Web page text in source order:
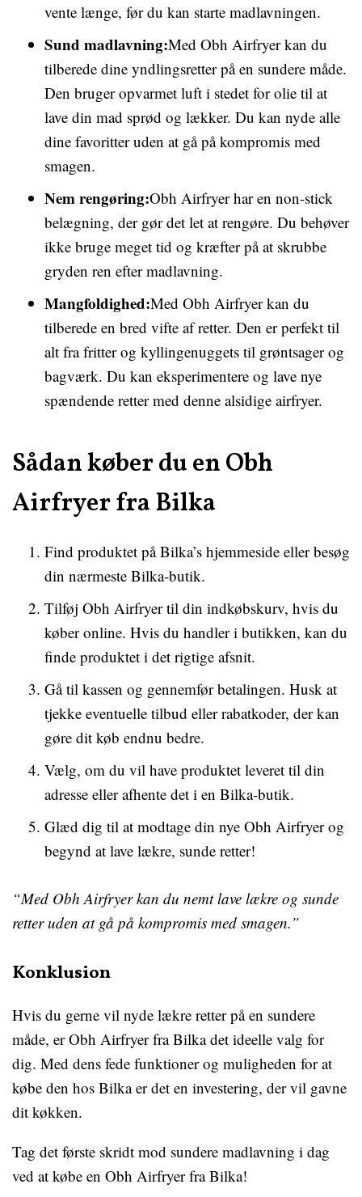
vente længe, før du kan starte madlavningen.
Sund madlavning:Med Obh Airfryer kan du
tilberede dine yndlingsretter på en sundere måde.
Den bruger opvarmet luft i stedet for olie til at
lave din mad sprød og lækker. Du kan nyde alle
dine favoritter uden at gå på kompromis med
smagen.
Nem rengøring:Obh Airfryer har en non-stick
belægning, der gør det let at rengøre. Du behøver
ikke bruge meget tid og kræfter på at skrubbe
gryden ren efter madlavning.
Mangfoldighed:Med Obh Airfryer kan du
tilberede en bred vifte af retter. Den er perfekt til
alt fra fritter og kyllingenuggets til grøntsager og
bagværk. Du kan eksperimentere og lave nye
spændende retter med denne alsidige airfryer.
Sådan køber du en Obh
Airfryer fra Bilka
Find produktet på Bilka’s hjemmeside eller besøg
din nærmeste Bilka-butik.
Tilføj Obh Airfryer til din indkøbskurv, hvis du
køber online. Hvis du handler i butikken, kan du
finde produktet i det rigtige afsnit.
Gå til kassen og gennemfør betalingen. Husk at
tjekke eventuelle tilbud eller rabatkoder, der kan
gøre dit køb endnu bedre.
Vælg, om du vil have produktet leveret til din
adresse eller afhente det i en Bilka-butik.
Glæd dig til at modtage din nye Obh Airfryer og
begynd at lave lækre, sunde retter!
“Med Obh Airfryer kan du nemt lave lækre og sunde
retter uden at gå på kompromis med smagen.”
Konklusion
Hvis du gerne vil nyde lækre retter på en sundere
måde, er Obh Airfryer fra Bilka det ideelle valg for
dig. Med dens fede funktioner og muligheden for at
købe den hos Bilka er det en investering, der vil gavne
dit køkken.
Tag det første skridt mod sundere madlavning i dag
ved at købe en Obh Airfryer fra Bilka!